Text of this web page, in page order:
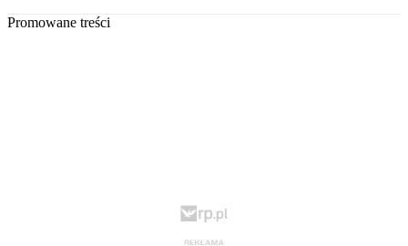
Promowane treści